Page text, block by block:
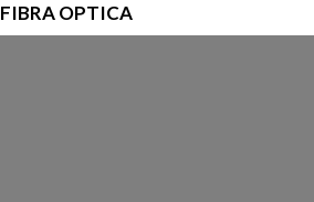
FIBRA OPTICA